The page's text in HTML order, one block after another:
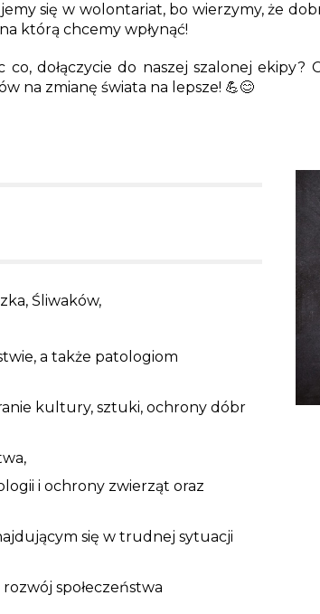
się w wolontariat, bo wierzymy, że
którą chcemy wpłynąć!
co, dołączycie do naszej szalonej
na zmianę świata na lepsze! 💪😊
Śliwaków,
a także patologiom
kultury, sztuki, ochrony dóbr
i ochrony zwierząt oraz
się w trudnej sytuacji
społeczeństwa